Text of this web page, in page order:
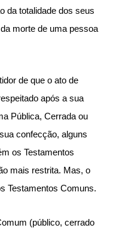
da totalidade dos seus
morte de uma pessoa
de que o ato de
após a sua
Pública, Cerrada ou
confecção, alguns
os Testamentos
mais restrita. Mas, o
Testamentos Comuns.
(público, cerrado